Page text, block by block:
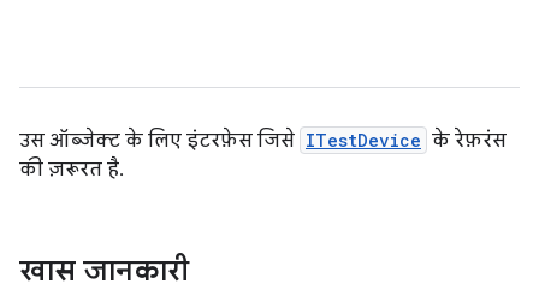
उस ऑब्जेक्ट के लिए इंटरफ़ेस जिसे ITestDevice के रेफ़रंस
की ज़रूरत है.
खास जानकारी